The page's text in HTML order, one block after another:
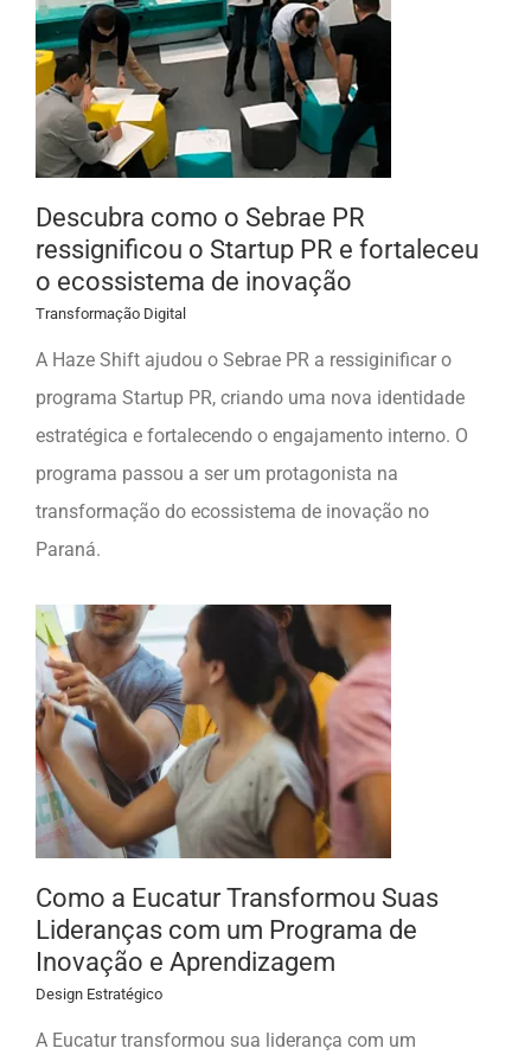
Descubra como o Sebrae PR
ressignificou o Startup PR e fortaleceu
o ecossistema de inovação
Transformação Digital
A Haze Shift ajudou o Sebrae PR a ressiginificar o
programa Startup PR, criando uma nova identidade
estratégica e fortalecendo o engajamento interno. O
programa passou a ser um protagonista na
transformação do ecossistema de inovação no
Paraná.
Como a Eucatur Transformou Suas
Lideranças com um Programa de
Inovação e Aprendizagem
Design Estratégico
A Eucatur transformou sua liderança com um